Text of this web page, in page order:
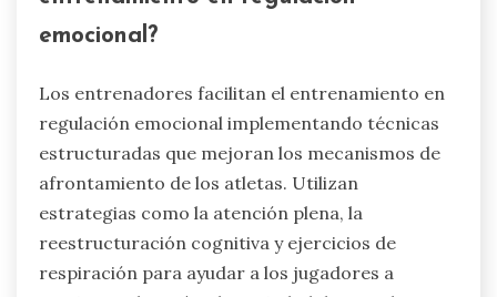
practicar mecanismos de afrontamiento bajo
presión. Estos programas mejoran los
resiliencia y el enfoque durante la competición.
¿Cómo facilitan los entrenadores el
entrenamiento en regulación
emocional?
Los entrenadores facilitan el entrenamiento en